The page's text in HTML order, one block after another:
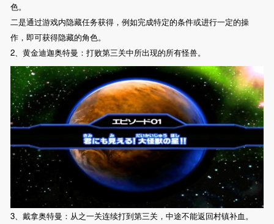
色。
二是通过游戏内隐藏任务获得，例如完成特定的条件或进行一定的操
作，即可获得隐藏的角色。
2、黄金迪迦奥特曼：打败第三关中所出现的所有怪兽。
3、戴拿奥特曼：从之一关连续打到第三关，中途不能返回村镇补血。